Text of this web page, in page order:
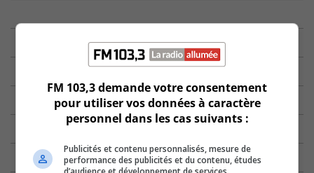
FM 103,3 demande votre consentement
pour utiliser vos données à caractère
personnel dans les cas suivants :
Publicités et contenu personnalisés, mesure de
performance des publicités et du contenu, études